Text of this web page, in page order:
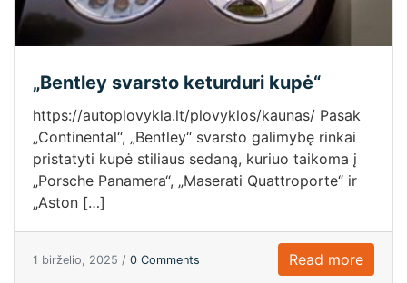
„Bentley svarsto keturduri kupė“
https://autoplovykla.lt/plovyklos/kaunas/ Pasak
„Continental“, „Bentley“ svarsto galimybę rinkai
pristatyti kupė stiliaus sedaną, kuriuo taikoma į
„Porsche Panamera“, „Maserati Quattroporte“ ir
„Aston […]
1 birželio, 2025 / 0 Comments Read more